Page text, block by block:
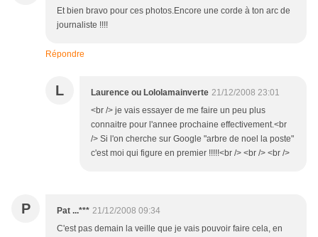
Et bien bravo pour ces photos.Encore une corde à ton arc de
journaliste !!!!
Répondre
L Laurence ou Lololamainverte 21/12/2008 23:01
<br /> je vais essayer de me faire un peu plus
connaitre pour l'annee prochaine effectivement.<br
/> Si l'on cherche sur Google "arbre de noel la poste"
c'est moi qui figure en premier !!!!!<br /> <br /> <br />
P Pat ...*** 21/12/2008 09:34
C'est pas demain la veille que je vais pouvoir faire cela, en